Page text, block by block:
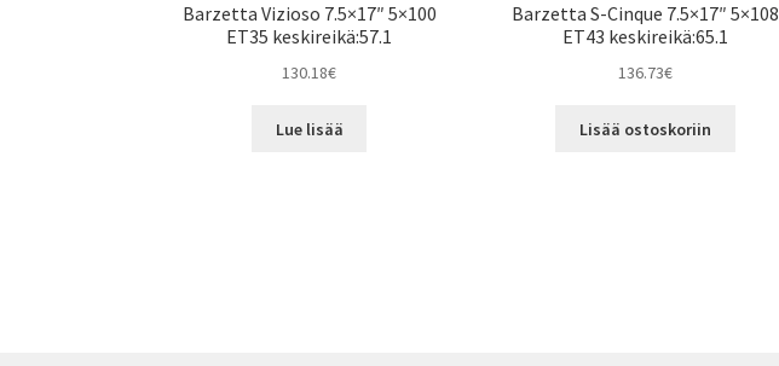
Barzetta Vizioso 7.5×17″ 5×100
ET35 keskireikä:57.1
130.18€
Lue lisää
Barzetta S-Cinque 7.5×17″ 5×108
ET43 keskireikä:65.1
136.73€
Lisää ostoskoriin